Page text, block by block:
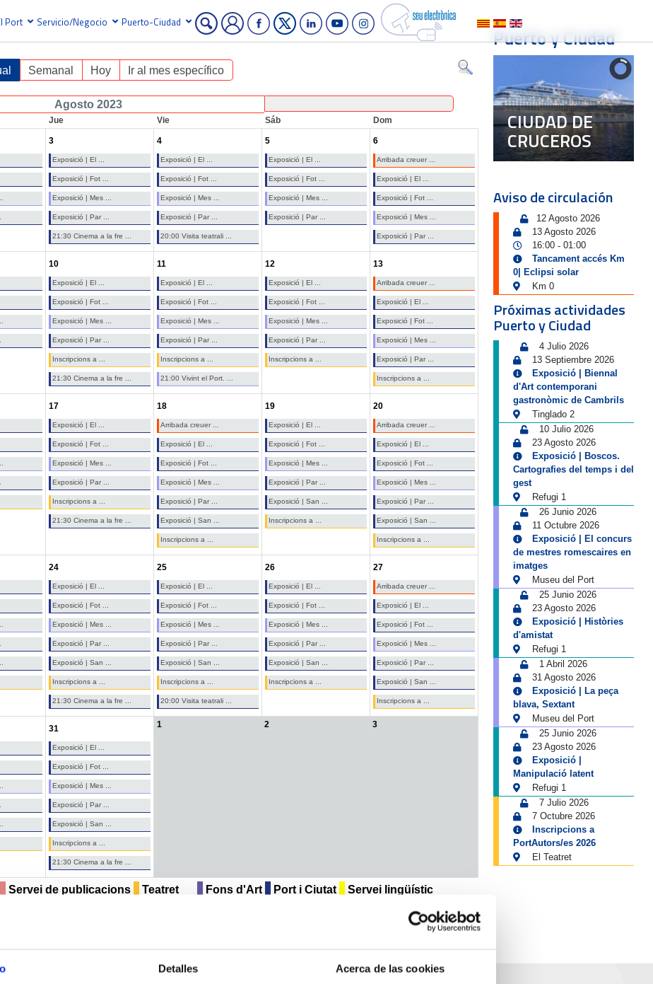
Detalles Acerca de las cookies
Port Servicio/Negocio Puerto-Ciudad
Semanal Hoy Ir al mes específico
Agosto 2023
Jue Vie Sáb
Dom
3
Exposició | El ...
Exposició | Fot ...
Exposició | Mes ...
Exposició | Par ...
21:30 Cinema a la fre ...
4
Exposició | El ...
Exposició | Fot ...
Exposició | Mes ...
Exposició | Par ...
20:00 Visita teatrali ...
5
Exposició | El ...
Exposició | Fot ...
Exposició | Mes ...
Exposició | Par ...
6
Arribada creuer ...
Exposició | El ...
Exposició | Fot ...
Exposició | Mes ...
Exposició | Par ...
10
Exposició | El ...
Exposició | Fot ...
Exposició | Mes ...
Exposició | Par ...
Inscripcions a ...
21:30 Cinema a la fre ...
11
Exposició | El ...
Exposició | Fot ...
Exposició | Mes ...
Exposició | Par ...
Inscripcions a ...
21:00 Vivint el Port. ...
12
Exposició | El ...
Exposició | Fot ...
Exposició | Mes ...
Exposició | Par ...
Inscripcions a ...
13
Arribada creuer ...
Exposició | El ...
Exposició | Fot ...
Exposició | Mes ...
Exposició | Par ...
Inscripcions a ...
17
Exposició | El ...
Exposició | Fot ...
Exposició | Mes ...
Exposició | Par ...
Inscripcions a ...
21:30 Cinema a la fre ...
18
Arribada creuer ...
Exposició | El ...
Exposició | Fot ...
Exposició | Mes ...
Exposició | Par ...
Exposició | San ...
Inscripcions a ...
19
Exposició | El ...
Exposició | Fot ...
Exposició | Mes ...
Exposició | Par ...
Exposició | San ...
Inscripcions a ...
20
Arribada creuer ...
Exposició | El ...
Exposició | Fot ...
Exposició | Mes ...
Exposició | Par ...
Exposició | San ...
Inscripcions a ...
24
Exposició | El ...
Exposició | Fot ...
Exposició | Mes ...
Exposició | Par ...
Exposició | San ...
Inscripcions a ...
21:30 Cinema a la fre ...
25
Exposició | El ...
Exposició | Fot ...
Exposició | Mes ...
Exposició | Par ...
Exposició | San ...
Inscripcions a ...
20:00 Visita teatrali ...
26
Exposició | El ...
Exposició | Fot ...
Exposició | Mes ...
Exposició | Par ...
Exposició | San ...
Inscripcions a ...
27
Arribada creuer ...
Exposició | El ...
Exposició | Fot ...
Exposició | Mes ...
Exposició | Par ...
Exposició | San ...
Inscripcions a ...
31
Exposició | El ...
Exposició | Fot ...
Exposició | Mes ...
Exposició | Par ...
Exposició | San ...
Inscripcions a ...
21:30 Cinema a la fre ...
1 2 3
Servei de publicacions Teatret Fons d'Art Port i Ciutat
Servei lingüístic
Puerto y Ciudad
CIUDAD DE
CRUCEROS
Aviso de circulación
12 Agosto 2026
13 Agosto 2026
16:00- 01:00
Tancament accés Km
0| Eclipsi solar
Km 0
Próximas actividades
Puerto y Ciudad
4 Julio 2026
13 Septiembre 2026
Exposició | Biennal
d'Art contemporani
gastronòmic de Cambrils
Tinglado 2
10 Julio 2026
23 Agosto 2026
Exposició | Boscos.
Cartografies del temps i del
gest
Refugi 1
26 Junio 2026
11 Octubre 2026
Exposició | El concurs
de mestres romescaires en
imatges
Museu del Port
25 Junio 2026
23 Agosto 2026
Exposició | Històries
d'amistat
Refugi 1
1 Abril 2026
31 Agosto 2026
Exposició | La peça
blava, Sextant
Museu del Port
25 Junio 2026
23 Agosto 2026
Exposició |
Manipulació latent
Refugi 1
7 Julio 2026
7 Octubre 2026
Inscripcions a
PortAutors/es 2026
El Teatret